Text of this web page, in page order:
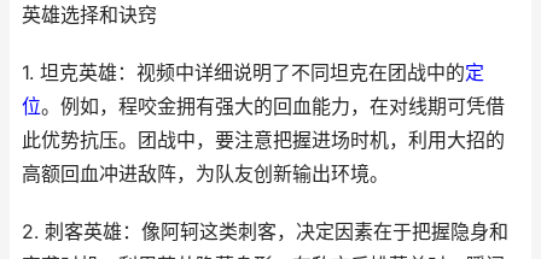
英雄选择和诀窍
1. 坦克英雄：视频中详细说明了不同坦克在团战中的定
位。例如，程咬金拥有强大的回血能力，在对线期可凭借
此优势抗压。团战中，要注意把握进场时机，利用大招的
高额回血冲进敌阵，为队友创新输出环境。
2. 刺客英雄：像阿轲这类刺客，决定因素在于把握隐身和